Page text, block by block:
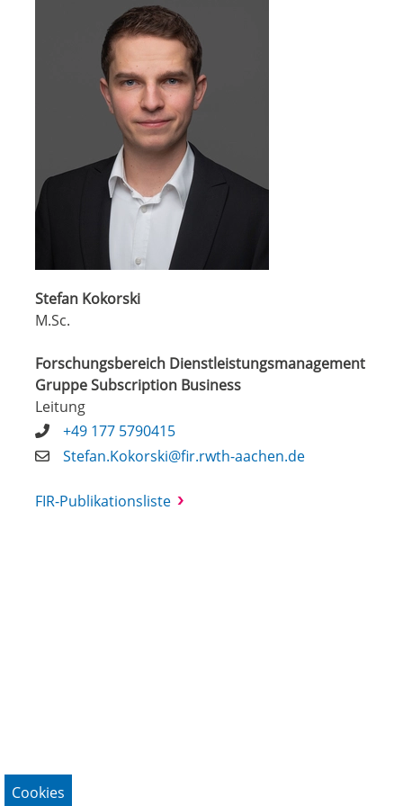
Stefan Kokorski
M.Sc.
Forschungsbereich Dienstleistungsmanagement
Gruppe Subscription Business
Leitung
+49 177 5790415
Stefan.Kokorski@fir.rwth-aachen.de
FIR-Publikationsliste
Cookies